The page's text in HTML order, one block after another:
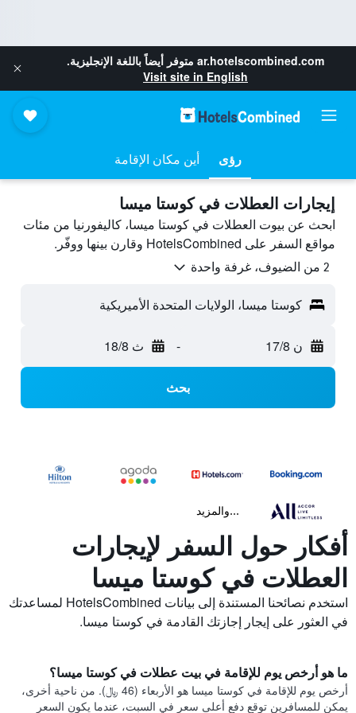
ar.hotelscombined.com متوفر أيضاً باللغة الإنجليزية.
Visit site in English
رؤى أين مكان الإقامة
إيجارات العطلات في كوستا ميسا
ابحث عن بيوت العطلات في كوستا ميسا، كاليفورنيا من مئات
مواقع السفر على HotelsCombined وقارن بينها ووفّر.
2 من الضيوف، غرفة واحدة
كوستا ميسا، الولايات المتحدة الأميريكية
ن 17/8 - ث 18/8
بحث
...والمزيد
أفكار حول السفر لإيجارات
العطلات في كوستا ميسا
استخدم نصائحنا المستندة إلى بيانات HotelsCombined لمساعدتك
في العثور على إيجار إجازتك القادمة في كوستا ميسا.
ما هو أرخص يوم للإقامة في بيت عطلات في كوستا ميسا؟
أرخص يوم للإقامة في كوستا ميسا هو الأربعاء (46 ﷼). من ناحية أخرى،
يمكن للمسافرين توقع دفع أعلى سعر في السبت، عندما يكون السعر